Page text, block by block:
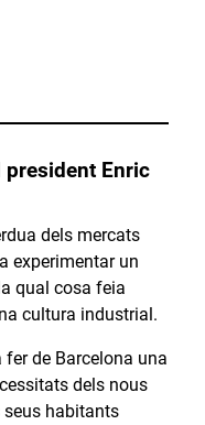
president Enric
dels mercats
experimentar un
qual cosa feia
cultura industrial.
de Barcelona una
dels nous
habitants